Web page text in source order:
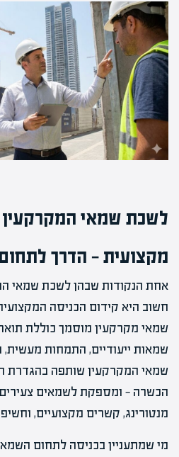
לשכת שמאי
מקצועית — הדרך
אחת הנקודות שבהן לשכת שמאי
חשוב היא קידום הכניסה
שמאי מקרקעין מוסמך כוללת תואר
שמאות ייעודיים, התמחות מעשית,
שמאי המקרקעין שותפה בהגדרת
הכשרה — ומספקת לשמאים
מנטורינג, קשרים מקצועיים,
מי שמתעניין בכניסה לתחום